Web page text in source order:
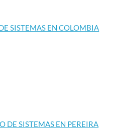
SISTEMAS EN COLOMBIA
DE SISTEMAS EN PEREIRA